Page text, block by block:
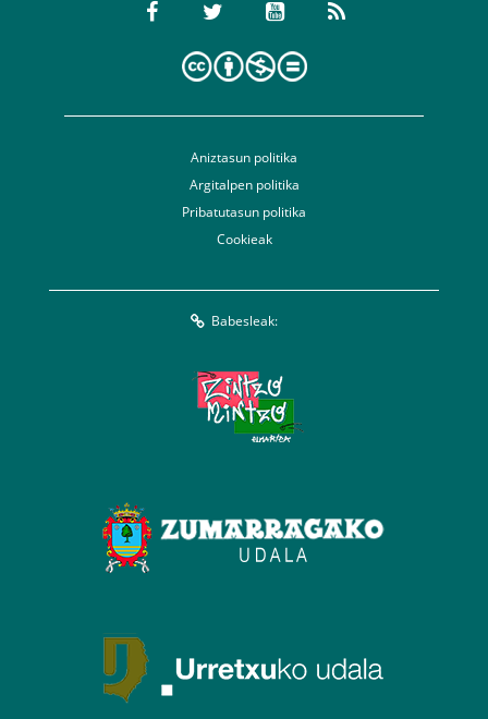
Aniztasun politika
Argitalpen politika
Pribatutasun politika
Cookieak
Babesleak: